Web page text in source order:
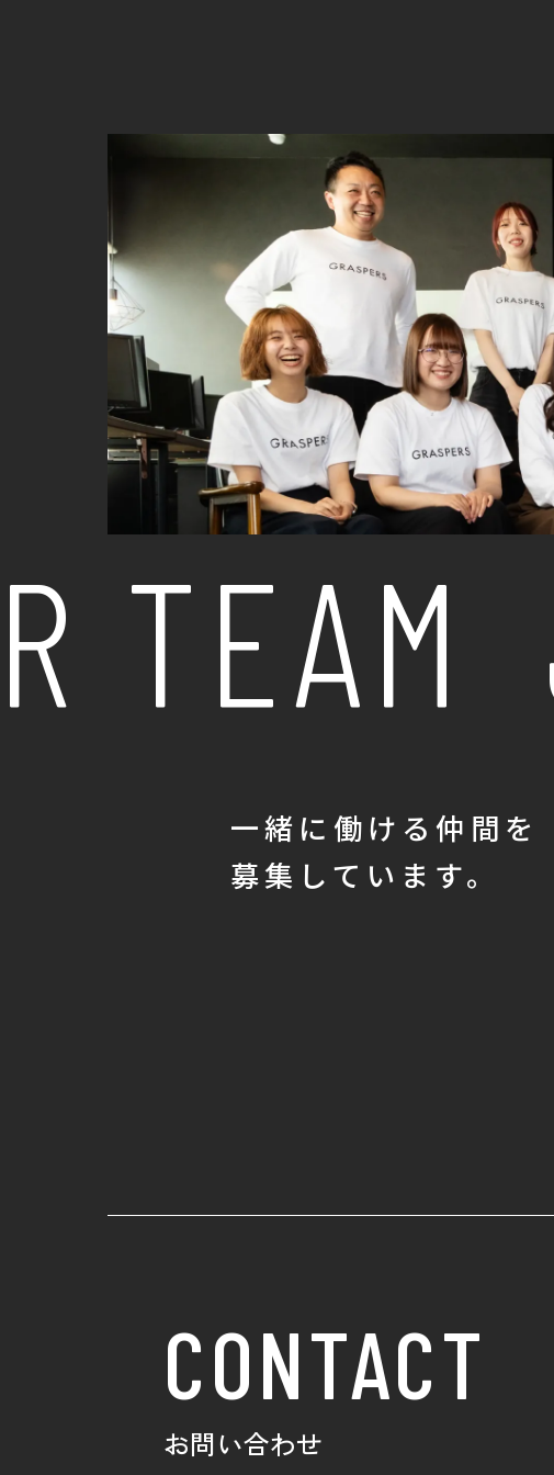
一緒に働ける仲間を
募集しています。
CONTACT
お問い合わせ